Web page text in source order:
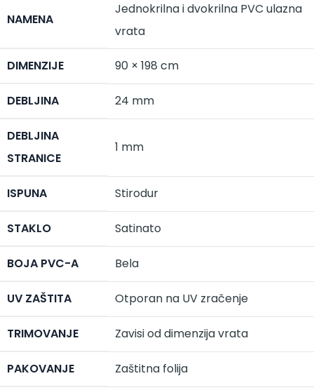
NAMENA
Jednokrilna i dvokrilna PVC ulazna
vrata
DIMENZIJE 90 × 198 cm
DEBLJINA 24 mm
DEBLJINA
STRANICE
1 mm
ISPUNA Stirodur
STAKLO Satinato
BOJA PVC-A Bela
UV ZAŠTITA Otporan na UV zračenje
TRIMOVANJE Zavisi od dimenzija vrata
PAKOVANJE Zaštitna folija